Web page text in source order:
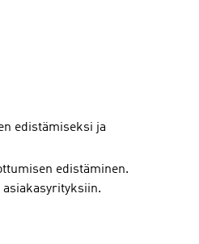
edistämiseksi ja
edistäminen.
asiakasyrityksiin.